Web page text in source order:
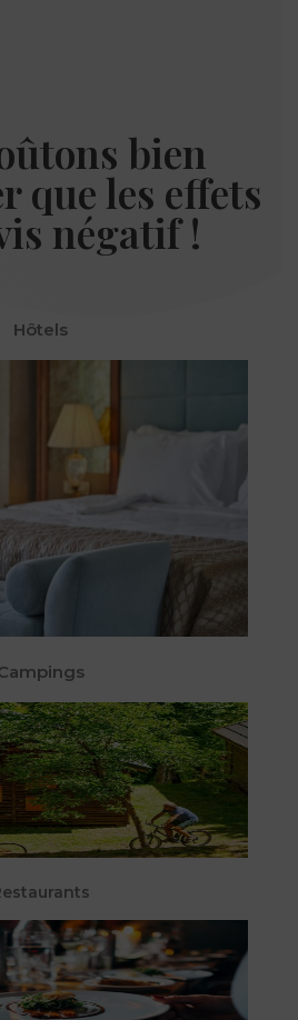
bien
que les effets
négatif !​
Hôtels